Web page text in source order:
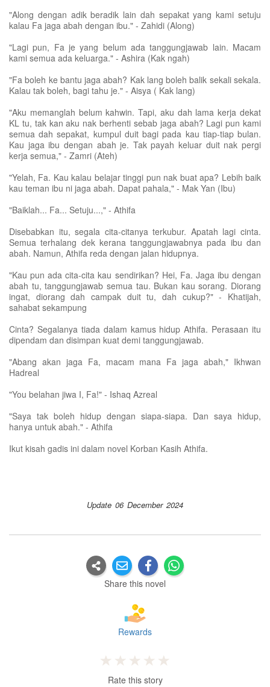
"Along dengan adik beradik lain dah sepakat yang kami setuju
kalau Fa jaga abah dengan ibu." - Zahidi (Along)
"Lagi pun, Fa je yang belum ada tanggungjawab lain. Macam
kami semua ada keluarga." - Ashira (Kak ngah)
"Fa boleh ke bantu jaga abah? Kak lang boleh balik sekali sekala.
Kalau tak boleh, bagi tahu je." - Aisya ( Kak lang)
"Aku memanglah belum kahwin. Tapi, aku dah lama kerja dekat
KL tu, tak kan aku nak berhenti sebab jaga abah? Lagi pun kami
semua dah sepakat, kumpul duit bagi pada kau tiap-tiap bulan.
Kau jaga ibu dengan abah je. Tak payah keluar duit nak pergi
kerja semua," - Zamri (Ateh)
"Yelah, Fa. Kau kalau belajar tinggi pun nak buat apa? Lebih baik
kau teman ibu ni jaga abah. Dapat pahala," - Mak Yan (Ibu)
"Baiklah... Fa... Setuju...," - Athifa
Disebabkan itu, segala cita-citanya terkubur. Apatah lagi cinta.
Semua terhalang dek kerana tanggungjawabnya pada ibu dan
abah. Namun, Athifa reda dengan jalan hidupnya.
"Kau pun ada cita-cita kau sendirikan? Hei, Fa. Jaga ibu dengan
abah tu, tanggungjawab semua tau. Bukan kau sorang. Diorang
ingat, diorang dah campak duit tu, dah cukup?" - Khatijah,
sahabat sekampung
Cinta? Segalanya tiada dalam kamus hidup Athifa. Perasaan itu
dipendam dan disimpan kuat demi tanggungjawab.
"Abang akan jaga Fa, macam mana Fa jaga abah," Ikhwan
Hadreal
"You belahan jiwa I, Fa!" - Ishaq Azreal
"Saya tak boleh hidup dengan siapa-siapa. Dan saya hidup,
hanya untuk abah." - Athifa
Ikut kisah gadis ini dalam novel Korban Kasih Athifa.
Update 06 December 2024
Share this novel
Rewards
Rate this story